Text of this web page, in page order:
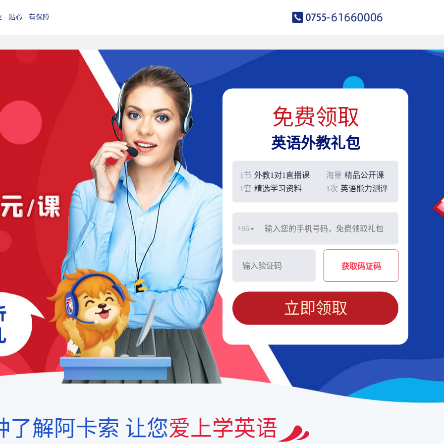
· 贴心 · 有保障
免费领取
英语外教礼包
1节 外教1对1直播课 海量 精品公开课
1套 精选学习资料 1次 英语能力测评
+86
获取码证码
立即领取
了解阿卡索 让您爱上学英语